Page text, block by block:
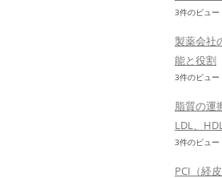
3件のビュー
製薬会社
能と役割
3件のビュー
脂質の運
LDL、
3件のビュー
PCI（経